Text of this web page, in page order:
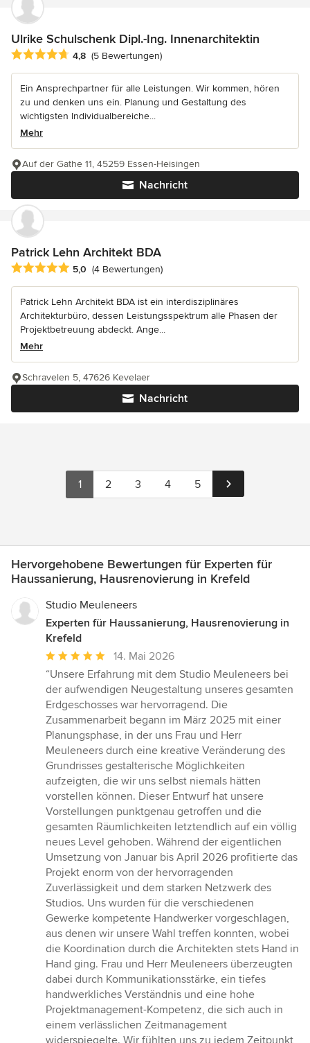
Ulrike Schulschenk Dipl.-Ing. Innenarchitektin
Durchschnittliche Bewertung: 4.8 von 5 Sternen
4,8 (5 Bewertungen)
Ein Ansprechpartner für alle Leistungen. Wir kommen, hören
zu und denken uns ein. Planung und Gestaltung des
wichtigsten Individualbereiche...
Mehr
Nachricht
Auf der Gathe 11, 45259 Essen-Heisingen
Patrick Lehn Architekt BDA
Durchschnittliche Bewertung: 5 von 5 Sternen
5,0 (4 Bewertungen)
Patrick Lehn Architekt BDA ist ein interdisziplinäres
Architekturbüro, dessen Leistungsspektrum alle Phasen der
Projektbetreuung abdeckt. Ange...
Mehr
Nachricht
Schravelen 5, 47626 Kevelaer
1 2 3 4 5
Hervorgehobene Bewertungen für Experten für
Haussanierung, Hausrenovierung in Krefeld
Studio Meuleneers
Experten für Haussanierung, Hausrenovierung in
Krefeld
Durchschnittliche
Bewertung:
5
von
5
Sternen
14. Mai 2026
“Unsere Erfahrung mit dem Studio Meuleneers bei
der aufwendigen Neugestaltung unseres gesamten
Erdgeschosses war hervorragend. Die
Zusammenarbeit begann im März 2025 mit einer
Planungsphase, in der uns Frau und Herr
Meuleneers durch eine kreative Veränderung des
Grundrisses gestalterische Möglichkeiten
aufzeigten, die wir uns selbst niemals hätten
vorstellen können. Dieser Entwurf hat unsere
Vorstellungen punktgenau getroffen und die
gesamten Räumlichkeiten letztendlich auf ein völlig
neues Level gehoben. Während der eigentlichen
Umsetzung von Januar bis April 2026 profitierte das
Projekt enorm von der hervorragenden
Zuverlässigkeit und dem starken Netzwerk des
Studios. Uns wurden für die verschiedenen
Gewerke kompetente Handwerker vorgeschlagen,
aus denen wir unsere Wahl treffen konnten, wobei
die Koordination durch die Architekten stets Hand in
Hand ging. Frau und Herr Meuleneers überzeugten
dabei durch Kommunikationsstärke, ein tiefes
handwerkliches Verständnis und eine hohe
Projektmanagement-Kompetenz, die sich auch in
einem verlässlichen Zeitmanagement